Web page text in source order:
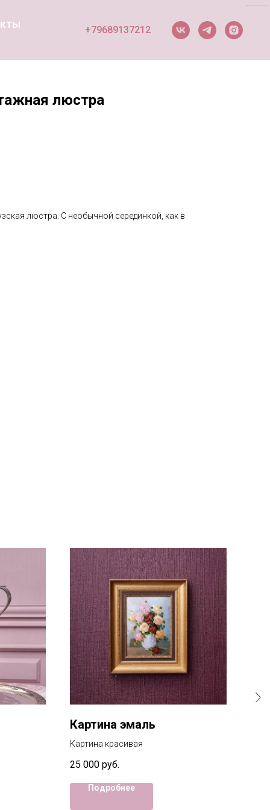
+79689137212
люстра
люстра. С необычной серединкой, как в
Картина эмаль
Картина красивая
25 000 руб.
Подробнее